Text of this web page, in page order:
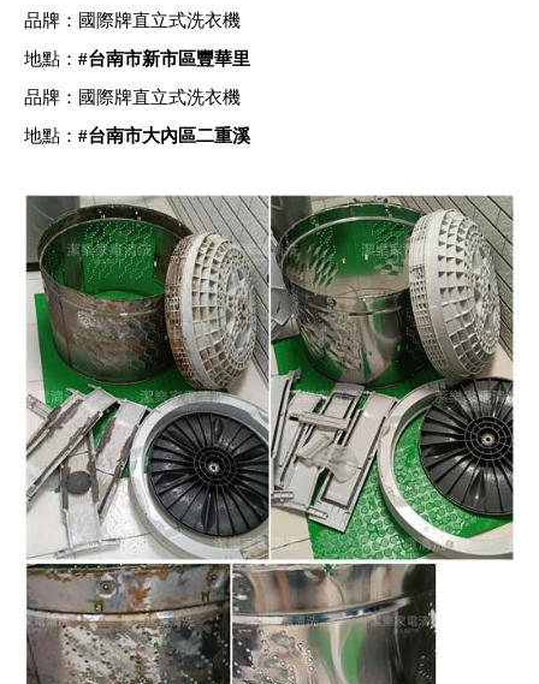
品牌：國際牌直立式洗衣機
地點： #台南市新市區豐華里
品牌：國際牌直立式洗衣機
地點： #台南市大內區二重溪